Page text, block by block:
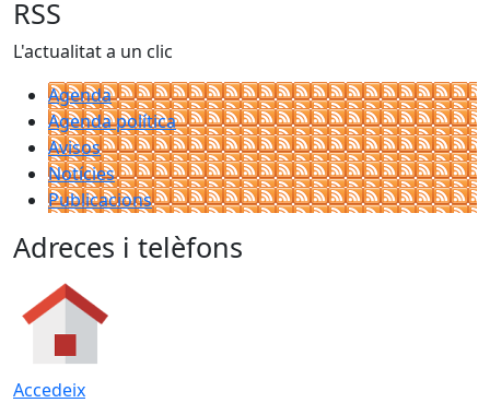
RSS
L'actualitat a un clic
Agenda
Agenda política
Avisos
Notícies
Publicacions
Adreces i telèfons
Accedeix